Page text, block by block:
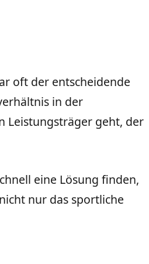
oft der entscheidende
in der
Leistungsträger geht, der
eine Lösung finden,
nur das sportliche